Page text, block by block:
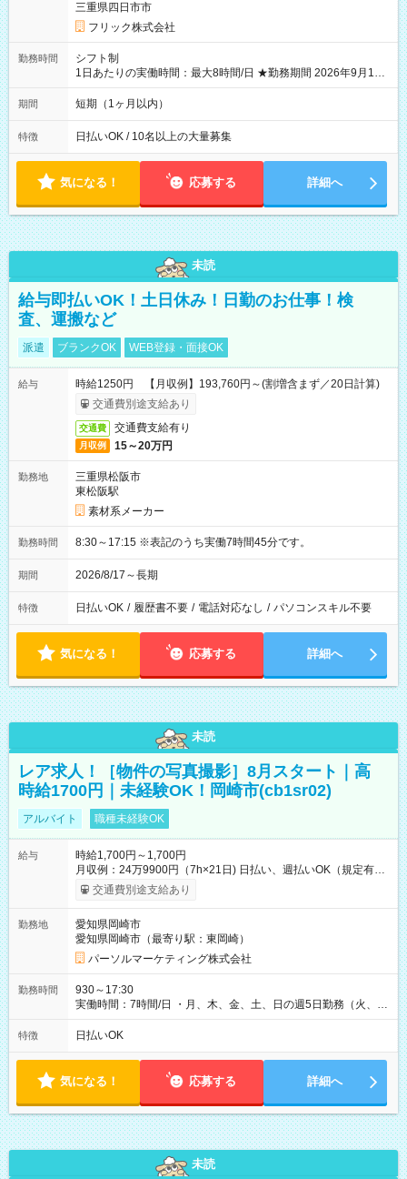
三重県四日市市
フリック株式会社
勤務時間
シフト制
1日あたりの実働時間：最大8時間/日 ★勤務期間 2026年9月16
日~2026年10月23日 短期勤務OK! 期間中フル勤務できる方優遇
※週3~5日勤務(勤務日数応相談) ※期間前から勤務スタートも可
り ※夜勤シフトあり
期間 短期（1ヶ月以内）
特徴 日払いOK / 10名以上の大量募集
気になる！ 応募する 詳細へ
未読
給与即払いOK！土日休み！日勤のお仕事！検
査、運搬など
派遣 ブランクOK WEB登録・面接OK
給与
時給1250円 【月収例】193,760円～(割増含まず／20日計算)
交通費別途支給あり
交通費 交通費支給有り
月収例 15～20万円
勤務地
三重県松阪市
東松阪駅
素材系メーカー
勤務時間 8:30～17:15 ※表記のうち実働7時間45分です。
期間 2026/8/17～長期
特徴 日払いOK / 履歴書不要 / 電話対応なし / パソコンスキル不要
気になる！ 応募する 詳細へ
未読
レア求人！［物件の写真撮影］8月スタート｜高
時給1700円｜未経験OK！岡崎市(cb1sr02)
アルバイト 職種未経験OK
給与
時給1,700円～1,700円
月収例：24万9900円（7h×21日) 日払い、週払いOK（規定有
り） 【試用期間】試用期間なし
交通費別途支給あり
勤務地
愛知県岡崎市
愛知県岡崎市（最寄り駅：東岡崎）
パーソルマーケティング株式会社
勤務時間
930～17:30
実働時間：7時間/日 ・月、木、金、土、日の週5日勤務（火、水
は固定休です／夏季、年末年始等、長期休暇有り！） ・ワンシ
フト！ 残業ほぼナシ（0～5h/月）
特徴 日払いOK
気になる！ 応募する 詳細へ
未読